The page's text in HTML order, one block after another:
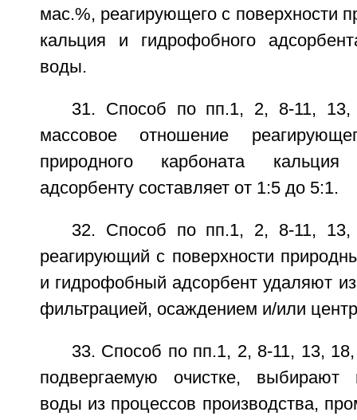
мас.%, реагирующего с поверхности
кальция и гидрофобного
воды.
31. Способ по пп.1, 2, 8-11,
массовое отношение
природного карбоната
адсорбенту составляет от 1:5 до 5:1.
32. Способ по пп.1, 2, 8-11,
реагирующий с поверхности
и гидрофобный адсорбент удаляют
фильтрацией, осаждением и/или
33. Способ по пп.1, 2, 8-11, 13,
подвергаемую очистке, выбирают
воды из процессов производства,